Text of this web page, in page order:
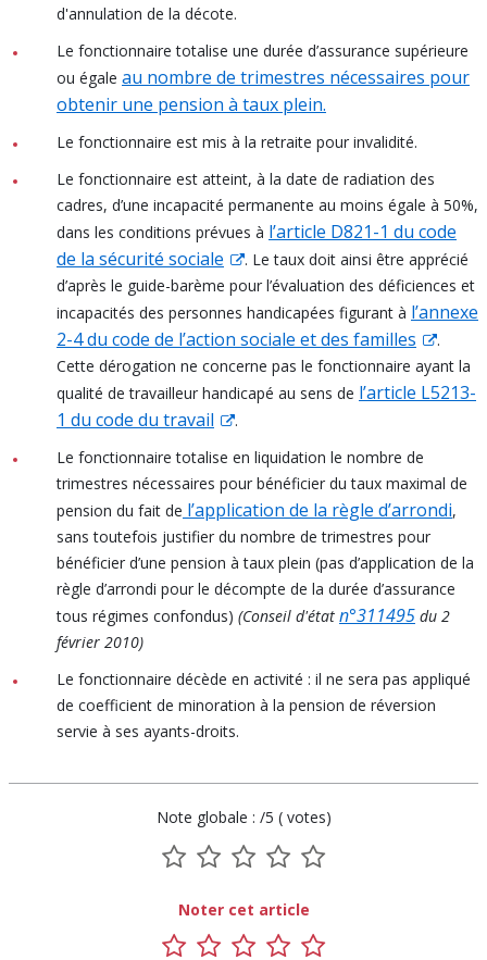
d'annulation de la décote.
Le fonctionnaire totalise une durée d’assurance supérieure
ou égale au nombre de trimestres nécessaires pour
obtenir une pension à taux plein.
Le fonctionnaire est mis à la retraite pour invalidité.
Le fonctionnaire est atteint, à la date de radiation des
cadres, d’une incapacité permanente au moins égale à 50%,
dans les conditions prévues à l’article D821-1 du code
de la sécurité sociale
. Le taux doit ainsi être apprécié
d’après le guide-barème pour l’évaluation des déficiences et
incapacités des personnes handicapées figurant à l’annexe
2-4 du code de l’action sociale et des familles
.
Cette dérogation ne concerne pas le fonctionnaire ayant la
qualité de travailleur handicapé au sens de l’article L5213-
1 du code du travail
.
Le fonctionnaire totalise en liquidation le nombre de
trimestres nécessaires pour bénéficier du taux maximal de
pension du fait de l’application de la règle d’arrondi,
sans toutefois justifier du nombre de trimestres pour
bénéficier d’une pension à taux plein (pas d’application de la
règle d’arrondi pour le décompte de la durée d’assurance
tous régimes confondus) (Conseil d'état n°311495 du 2
février 2010)
Le fonctionnaire décède en activité : il ne sera pas appliqué
de coefficient de minoration à la pension de réversion
servie à ses ayants-droits.
Note globale : /5 ( votes)
1
sur
5
2
sur
5
3
sur
5
4
sur
5 5
Noter cet article
1 2 3 4 5